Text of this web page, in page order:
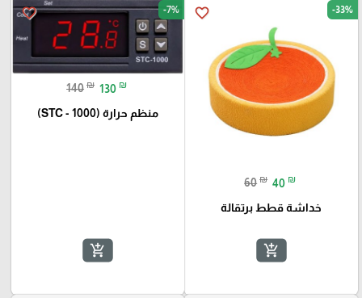
favorite_border -33%
60 ₪ 40 ₪
خداشة قطط برتقالة
add_shopping_cart
favorite_border -7%
140 ₪ 130 ₪
منظم حرارة (STC - 1000)
add_shopping_cart